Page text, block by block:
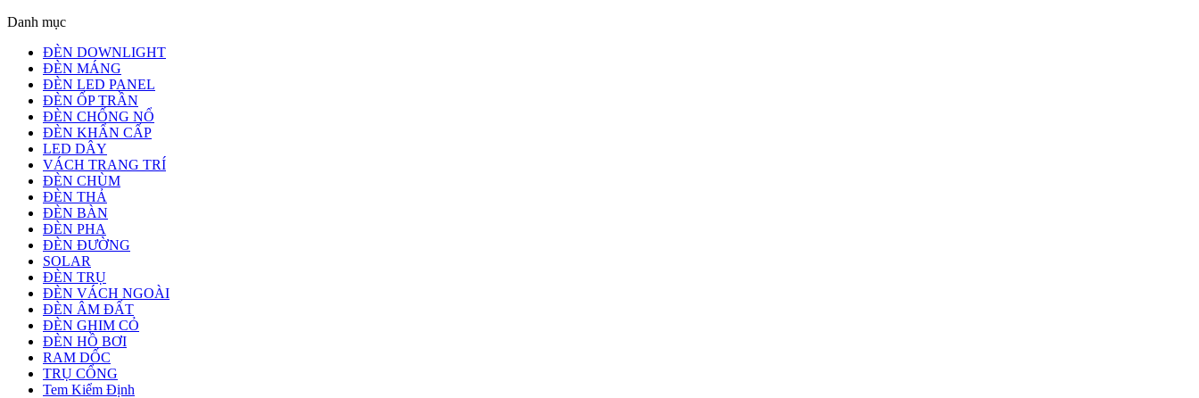
Danh mục
ĐÈN DOWNLIGHT
ĐÈN MÁNG
ĐÈN LED PANEL
ĐÈN ỐP TRẦN
ĐÈN CHỐNG NỔ
ĐÈN KHẨN CẤP
LED DÂY
VÁCH TRANG TRÍ
ĐÈN CHÙM
ĐÈN THẢ
ĐÈN BÀN
ĐÈN PHA
ĐÈN ĐƯỜNG
SOLAR
ĐÈN TRỤ
ĐÈN VÁCH NGOÀI
ĐÈN ÂM ĐẤT
ĐÈN GHIM CỎ
ĐÈN HỒ BƠI
RAM DỐC
TRỤ CỔNG
Tem Kiểm Định